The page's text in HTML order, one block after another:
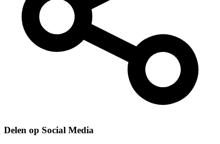
Delen op Social Media